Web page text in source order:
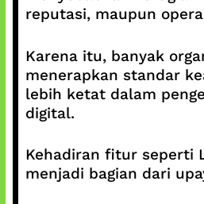
reputasi, maupun
Karena itu, banyak
menerapkan standar
lebih ketat dalam
digital.
Kehadiran fitur seperti
menjadi bagian dari